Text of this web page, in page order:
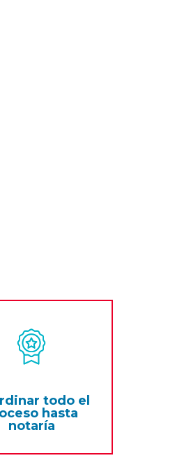
todo el
hasta
notaría